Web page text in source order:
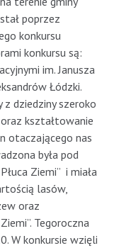
poprzez
konkursu
konkursu są:
im. Janusza
Łódzki.
dziedziny szeroko
kształtowanie
otaczającego nas
była pod
Ziemi” i miała
lasów,
oraz
Tegoroczna
W konkursie wzięli